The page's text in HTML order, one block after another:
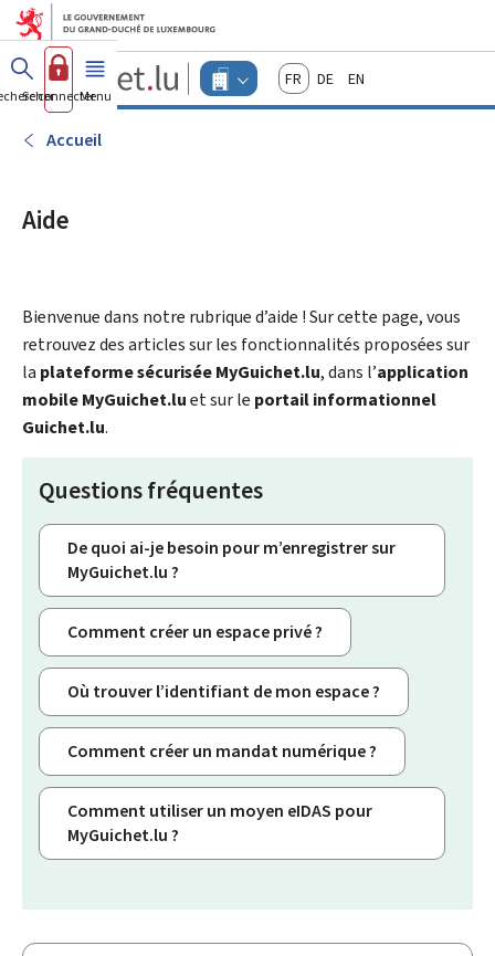
Aller au menu principal
Aller au contenu
Guichet.lu
Changer
d'espace
FrançaisDeutschEnglish
Se connecterMenu principal
Accueil
Aide
Bienvenue dans notre rubrique d’aide ! Sur cette page, vous
retrouvez des articles sur les fonctionnalités proposées sur
la plateforme sécurisée MyGuichet.lu, dans l’application
mobile MyGuichet.luet sur le portail informationnel
Guichet.lu.
Questions fréquentes
De quoi ai-je besoin pour m’enregistrer sur
MyGuichet.lu ?
Comment créer un espace privé ?
Où trouver l’identifiant de mon espace ?
Comment créer un mandat numérique ?
Comment utiliser un moyen eIDAS pour
MyGuichet.lu ?